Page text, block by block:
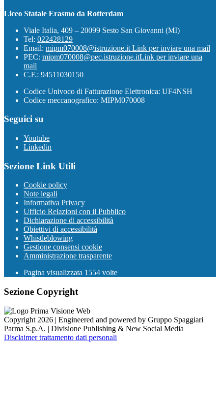
Liceo Statale Erasmo da Rotterdam
Viale Italia, 409 – 20099 Sesto San Giovanni (MI)
Tel: 022428129
Email: mipm070008@istruzione.it Link per inviare una mail
PEC: mipm070008@pec.istruzione.itLink per inviare una
mail
C.F.: 94511030150
Codice Univoco di Fatturazione Elettronica: UF4NSH
Codice meccanografico: MIPM070008
Seguici su
Youtube
Linkedin
Sezione Link Utili
Cookie policy
Note legali
Informativa Privacy
Ufficio Relazioni con il Pubblico
Dichiarazione di accessibilità
Obiettivi di accessibilità
Whistleblowing
Gestione consensi cookie
Amministrazione trasparente
Pagina visualizzata 1554 volte
Sezione Copyright
Copyright 2026 | Engineered and powered by Gruppo Spaggiari
Parma S.p.A. | Divisione Publishing & New Social Media
Disclaimer trattamento dati personali